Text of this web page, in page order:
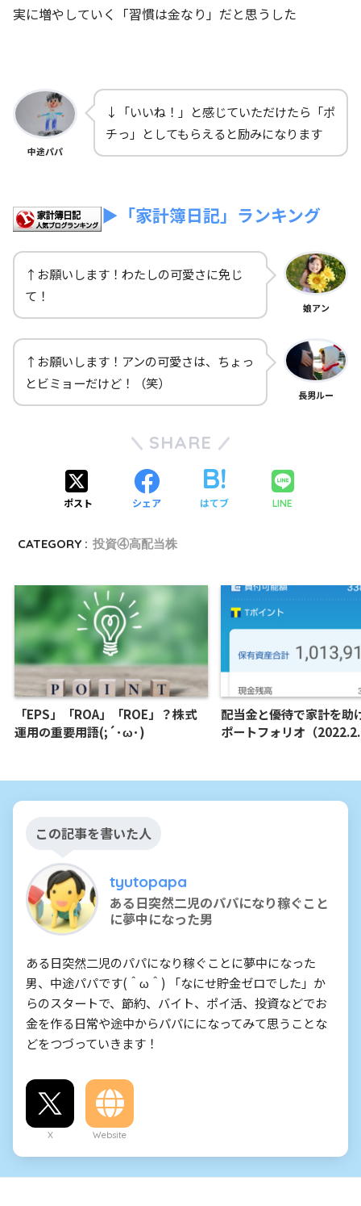
実に増やしていく「習慣は金なり」だと思うした
中途パパ
↓「いいね！」と感じていただけたら「ポ
チっ」としてもらえると励みになります
▶「家計簿日記」ランキング
↑お願いします！わたしの可愛さに免じ
て！
娘アン
↑お願いします！アンの可愛さは、ちょっ
とビミョーだけど！（笑）
長男ルー
SHARE
ポスト シェア はてブ LINE
CATEGORY : 投資④高配当株
「EPS」「ROA」「ROE」？株式
運用の重要用語(;´･ω･)
配当金と優待で家計を助
ポートフォリオ（
この記事を書いた人
tyutopapa
ある日突然二児のパパになり稼ぐこと
に夢中になった男
ある日突然二児のパパになり稼ぐことに夢中になった
男、中途パパです(＾ω＾) 「なにせ貯金ゼロでした」か
らのスタートで、節約、バイト、ポイ活、投資などでお
金を作る日常や途中からパパにになってみて思うことな
どをつづっていきます！
X Website